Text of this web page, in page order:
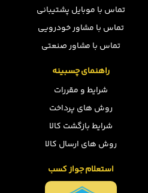
تماس با موبایل پشتیبانی
تماس با مشاور خودرویی
تماس با مشاور صنعتی
راهنمای چسبینه
شرایط و مقررات
روش های پرداخت
شرایط بازگشت کالا
روش های ارسال کالا
استعلام جواز کسب